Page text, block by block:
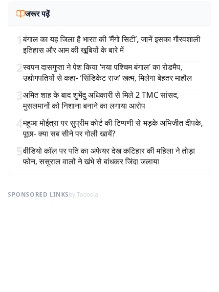
जरूर पढ़ें
1बंगाल का यह जिला है भारत की ‘मैंगो सिटी’, जानें इसका गौरवशाली
इतिहास और आम की खूबियों के बारे में
2स्वपन दासगुप्ता ने पेश किया ‘नया पश्चिम बंगाल’ का रोडमैप,
उद्योगपतियों से कहा- ‘सिंडिकेट राज’ खत्म, मिलेगा बेहतर माहौल
3अमित शाह के बाद शुभेंदु अधिकारी से मिले 2 TMC सांसद,
मुसलमानों को निशाना बनाने का लगाया आरोप
4महुआ मोईत्रा पर सुप्रीम कोर्ट की टिप्पणी से भड़के अभिजीत दीपके,
पूछा- क्या सब सीने पर गोली खायें?
5वीडियो कॉल पर पति का अफेयर देख कटिहार की महिला ने तोड़ा
फोन, ससुराल वालों ने खंभे से बांधकर जिंदा जलाया
SPONSORED LINKSby Taboola